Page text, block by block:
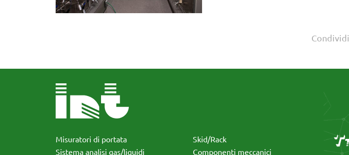
Condividi
Misuratori di portata
Sistema analisi gas/liquidi
Skid/Rack
Componenti meccanici